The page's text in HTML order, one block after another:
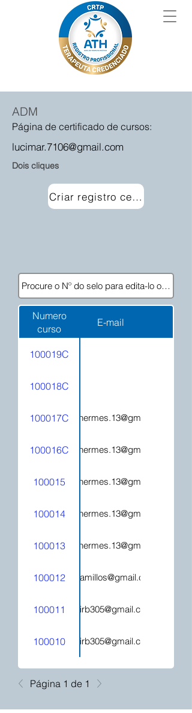
ADM
Página de certificado de cursos:
lucimar.7106@gmail.com
Dois cliques
Criar registro certificado
Numero
curso
E-mail
100019C
100018C
100017Checatehermes.13@gmail.com
100016Checatehermes.13@gmail.com
100015hecatehermes.13@gmail.com
100014hecatehermes.13@gmail.com
100013hecatehermes.13@gmail.com
100012mjcamillos@gmail.com
100011 kelirb305@gmail.com
100010 kelirb305@gmail.com
Página 1 de 1